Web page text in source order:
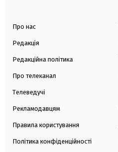
Про нас
Редакція
Редакційна політика
Про телеканал
Телеведучі
Рекламодавцям
Правила користування
Політика конфіденційності